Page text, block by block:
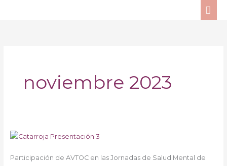
noviembre 2023
Participación de AVTOC en las Jornadas de Salud Mental de
Jornadas
Mental